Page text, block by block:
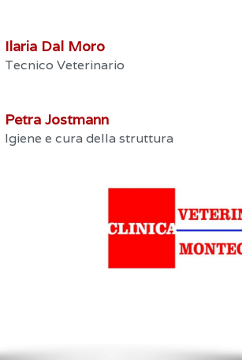
Ilaria Dal Moro
Tecnico Veterinario
Petra Jostmann
Igiene e cura della struttura